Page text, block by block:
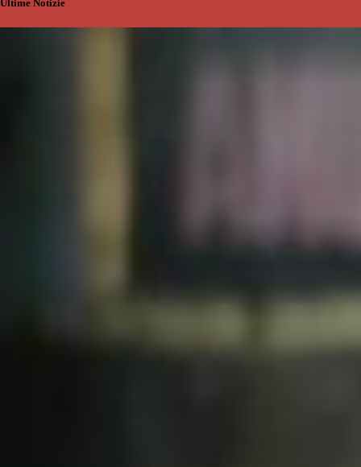
Ultime Notizie